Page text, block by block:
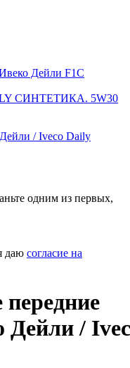
Дейли F1C
СИНТЕТИКА. 5W30
/ Iveco Daily
одним из первых,
даю согласие на
Дейли /